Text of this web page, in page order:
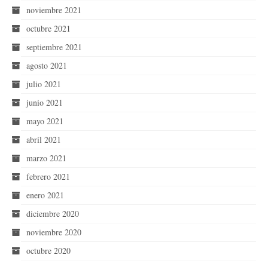
noviembre 2021
octubre 2021
septiembre 2021
agosto 2021
julio 2021
junio 2021
mayo 2021
abril 2021
marzo 2021
febrero 2021
enero 2021
diciembre 2020
noviembre 2020
octubre 2020